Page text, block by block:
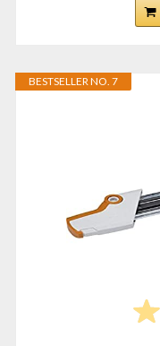
BESTSELLER NO. 7